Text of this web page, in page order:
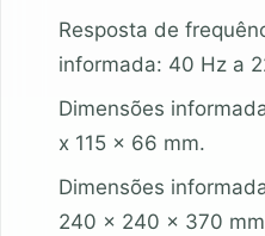
Resposta de
informada: 40 Hz a
Dimensões
x 115 x 66 mm.
Dimensões
240 x 240 x 370